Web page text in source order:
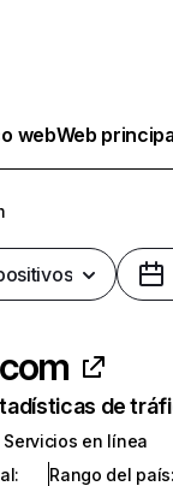
webWeb
de
Servicios en línea
:
Rango del país: